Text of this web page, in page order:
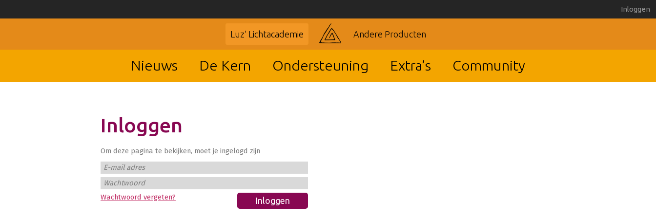
Inloggen
Luz’ Lichtacademie Andere Producten
Nieuws De Kern Ondersteuning Extra’s Community
Inloggen
Om deze pagina te bekijken, moet je ingelogd zijn
E-mail adres
Wachtwoord
Wachtwoord vergeten?